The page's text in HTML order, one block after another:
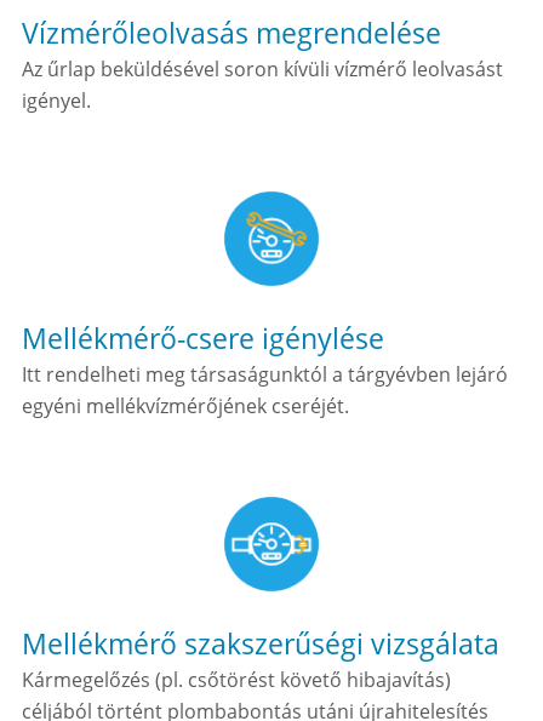
Vízmérőleolvasás megrendelése
Az űrlap beküldésével soron kívüli vízmérő leolvasást
igényel.
Mellékmérő-csere igénylése
Itt rendelheti meg társaságunktól a tárgyévben lejáró
egyéni mellékvízmérőjének cseréjét.
Mellékmérő szakszerűségi vizsgálata
Kármegelőzés (pl. csőtörést követő hibajavítás)
céljából történt plombabontás utáni újrahitelesítés